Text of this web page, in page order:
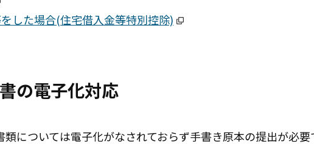
した場合(住宅借入金等特別控除)
の電子化対応
については電子化がなされておらず手書き原本の提出が必